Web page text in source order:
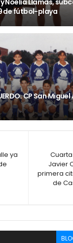
Noelia Llamas,
de fútbol-playa
CP San
Javier
primera
de
ya